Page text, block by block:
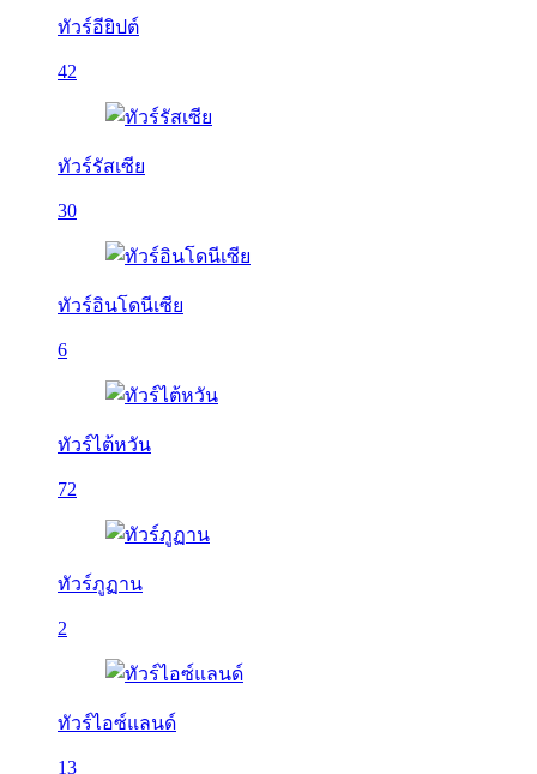
ทัวร์อียิปต์
42
ทัวร์รัสเซีย
30
ทัวร์อินโดนีเซีย
6
ทัวร์ไต้หวัน
72
ทัวร์ภูฏาน
2
ทัวร์ไอซ์แลนด์
13